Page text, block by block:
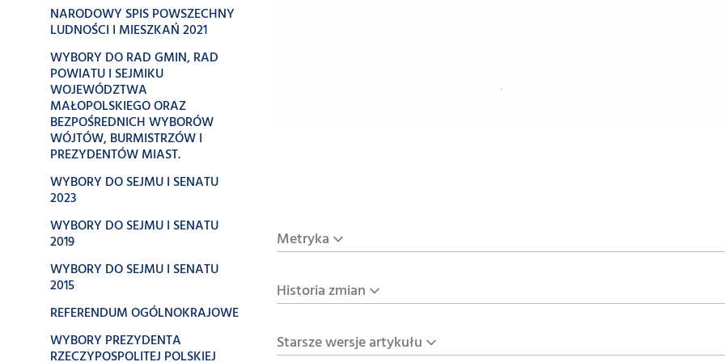
NARODOWY SPIS POWSZECHNY
LUDNOŚCI I MIESZKAŃ 2021
WYBORY DO RAD GMIN, RAD
POWIATU I SEJMIKU
WOJEWÓDZTWA
MAŁOPOLSKIEGO ORAZ
BEZPOŚREDNICH WYBORÓW
WÓJTÓW, BURMISTRZÓW I
PREZYDENTÓW MIAST.
WYBORY DO SEJMU I SENATU
2023
WYBORY DO SEJMU I SENATU
2019
WYBORY DO SEJMU I SENATU
2015
REFERENDUM OGÓLNOKRAJOWE
WYBORY PREZYDENTA
RZECZYPOSPOLITEJ POLSKIEJ
Metryka
Historia zmian
Starsze wersje artykułu